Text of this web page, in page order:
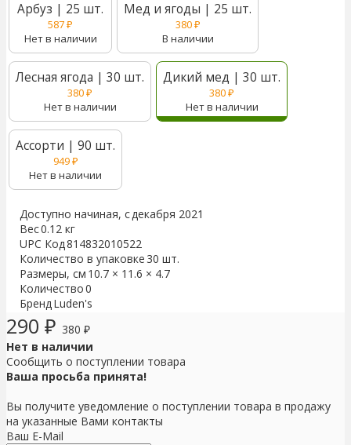
Арбуз | 25 шт.
587₽
Нет в наличии
Мед и ягоды | 25 шт.
380₽
В наличии
Лесная ягода | 30 шт.
380₽
Нет в наличии
Дикий мед | 30 шт.
380₽
Нет в наличии
Ассорти | 90 шт.
949₽
Нет в наличии
Доступно начиная, сдекабря 2021
Вес0.12 кг
UPC Код814832010522
Количество в упаковке 30 шт.
Размеры, см 10.7 × 11.6 × 4.7
Количество0
БрендLuden's
290 ₽ 380 ₽
Нет в наличии
Сообщить о поступлении товара
Ваша просьба принята!
Вы получите уведомление о поступлении товара в продажу
на указанные Вами контакты
Ваш E-Mail